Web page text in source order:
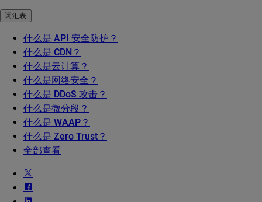
词汇表
什么是 API 安全防护？
什么是 CDN？
什么是云计算？
什么是网络安全？
什么是 DDoS 攻击？
什么是微分段？
什么是 WAAP？
什么是 Zero Trust？
全部查看